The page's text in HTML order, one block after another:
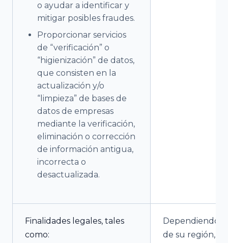
o ayudar a identificar y
mitigar posibles fraudes.
Proporcionar servicios
de “verificación” o
“higienización” de datos,
que consisten en la
actualización y/o
“limpieza” de bases de
datos de empresas
mediante la verificación,
eliminación o corrección
de información antigua,
incorrecta o
desactualizada.
Finalidades legales, tales
como:
Dependiendo
de su región,